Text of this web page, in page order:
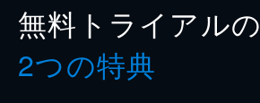
無料トライアルの
2つの特典